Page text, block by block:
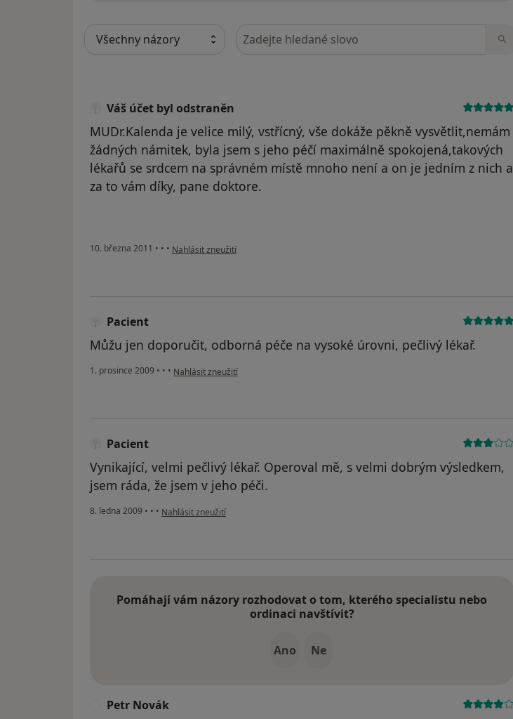
Hledejte v názorech
Váš účet byl odstraněn
MUDr.Kalenda je velice milý, vstřícný, vše dokáže pěkně vysvětlit,nemám
žádných námitek, byla jsem s jeho péčí maximálně spokojená,takových
lékařů se srdcem na správném místě mnoho není a on je jedním z nich a
za to vám díky, pane doktore.
10. března 2011 • • • podle názoru uživatele Váš účet byl odstraněn
Nahlásit zneužití
Pacient
Můžu jen doporučit, odborná péče na vysoké úrovni, pečlivý lékař.
1. prosince 2009 • • • podle názoru uživatele Pacient
Nahlásit zneužití
Pacient
Vynikající, velmi pečlivý lékař. Operoval mě, s velmi dobrým výsledkem,
jsem ráda, že jsem v jeho péči.
8. ledna 2009 • • • podle názoru uživatele Pacient
Nahlásit zneužití
Pomáhají vám názory rozhodovat o tom, kterého specialistu nebo
ordinaci navštívit?
Ano Ne
Petr Novák